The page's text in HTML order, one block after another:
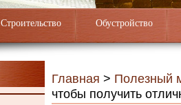
Строительство Обустройство
Главная > Полезный
чтобы получить